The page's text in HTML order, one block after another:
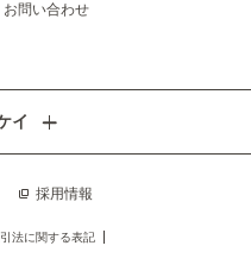
お問い合わせ
採用情報
イ
法に関する表記